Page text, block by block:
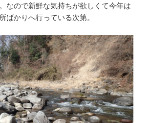
なので新鮮な気持ちが欲しくて今年は
ばかりへ行っている次第。